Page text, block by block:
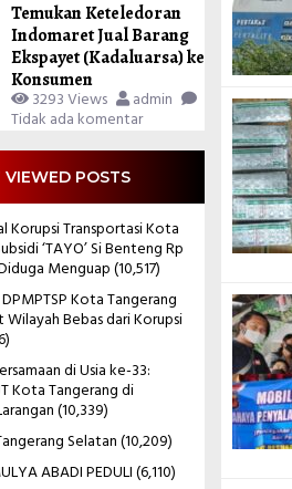
Temukan Keteledoran
Indomaret Jual Barang
Ekspayet (Kadaluarsa) ke
Konsumen
3293 Views admin
Tidak ada komentar
VIEWED POSTS
Korupsi Transportasi Kota
‘TAYO’ Si Benteng Rp
Menguap(10,517)
Kota Tangerang
Wilayah Bebas dari Korupsi
di Usia ke-33:
Kota Tangerang di
(10,339)
Selatan(10,209)
ABADI PEDULI(6,110)